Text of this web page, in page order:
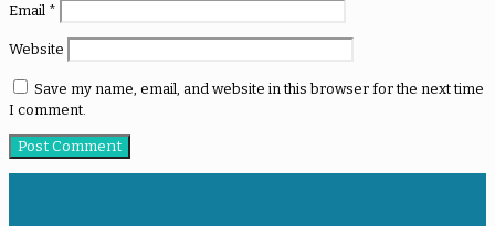
Email *
Website
Save my name, email, and website in this browser for the next time
I comment.